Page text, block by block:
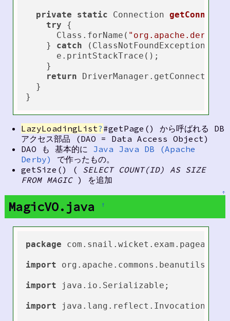
private static Connection
try {
      Class.forName(
    }
catch (ClassNotFoundException e)
      e.printStackTrace();
    }
return
  }
LazyLoadingList? #getPage() から呼ばれる DB
アクセス部品 (DAO = Data Access Object)
DAO も 基本的に Java Java DB (Apache
Derby)
で作ったもの。
getSize() ( SELECT COUNT(ID) AS SIZE
FROM MAGIC) を追加
↑
MagicVO.java †
package com.snail.wicket.exam.pageable;
import
import java.io.Serializable;
import